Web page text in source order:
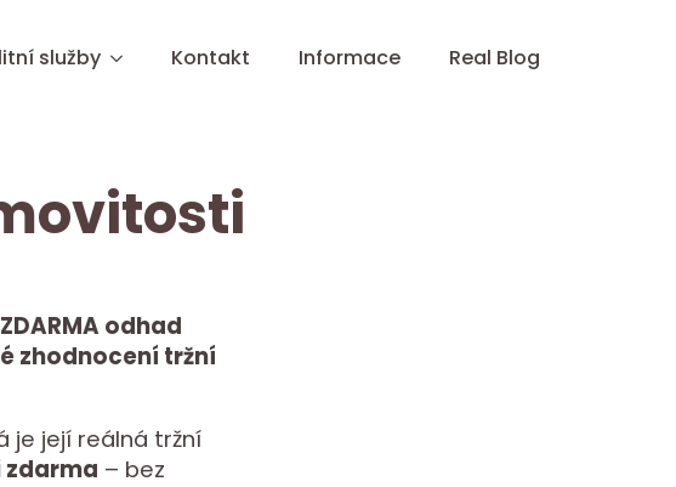
služby Kontakt Informace Real Blog
odhad
zhodnocení tržní
je její reálná tržní
– bez